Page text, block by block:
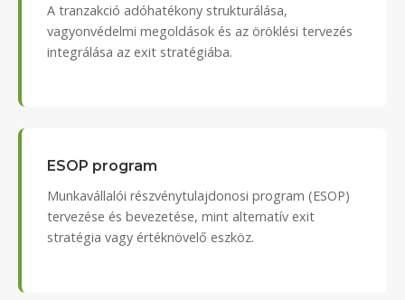
A tranzakció adóhatékony strukturálása,
vagyonvédelmi megoldások és az öröklési tervezés
integrálása az exit stratégiába.
ESOP program
Munkavállalói részvénytulajdonosi program (ESOP)
tervezése és bevezetése, mint alternatív exit
stratégia vagy értéknövelő eszköz.